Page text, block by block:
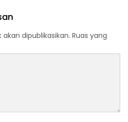
dipublikasikan. Ruas yang